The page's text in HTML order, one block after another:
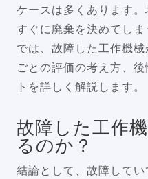
ケースは多くあります。
すぐに廃棄を決めてし
では、故障した工作機
ごとの評価の考え方、
トを詳しく解説します。
故障した工作
るのか？
結論として、故障して